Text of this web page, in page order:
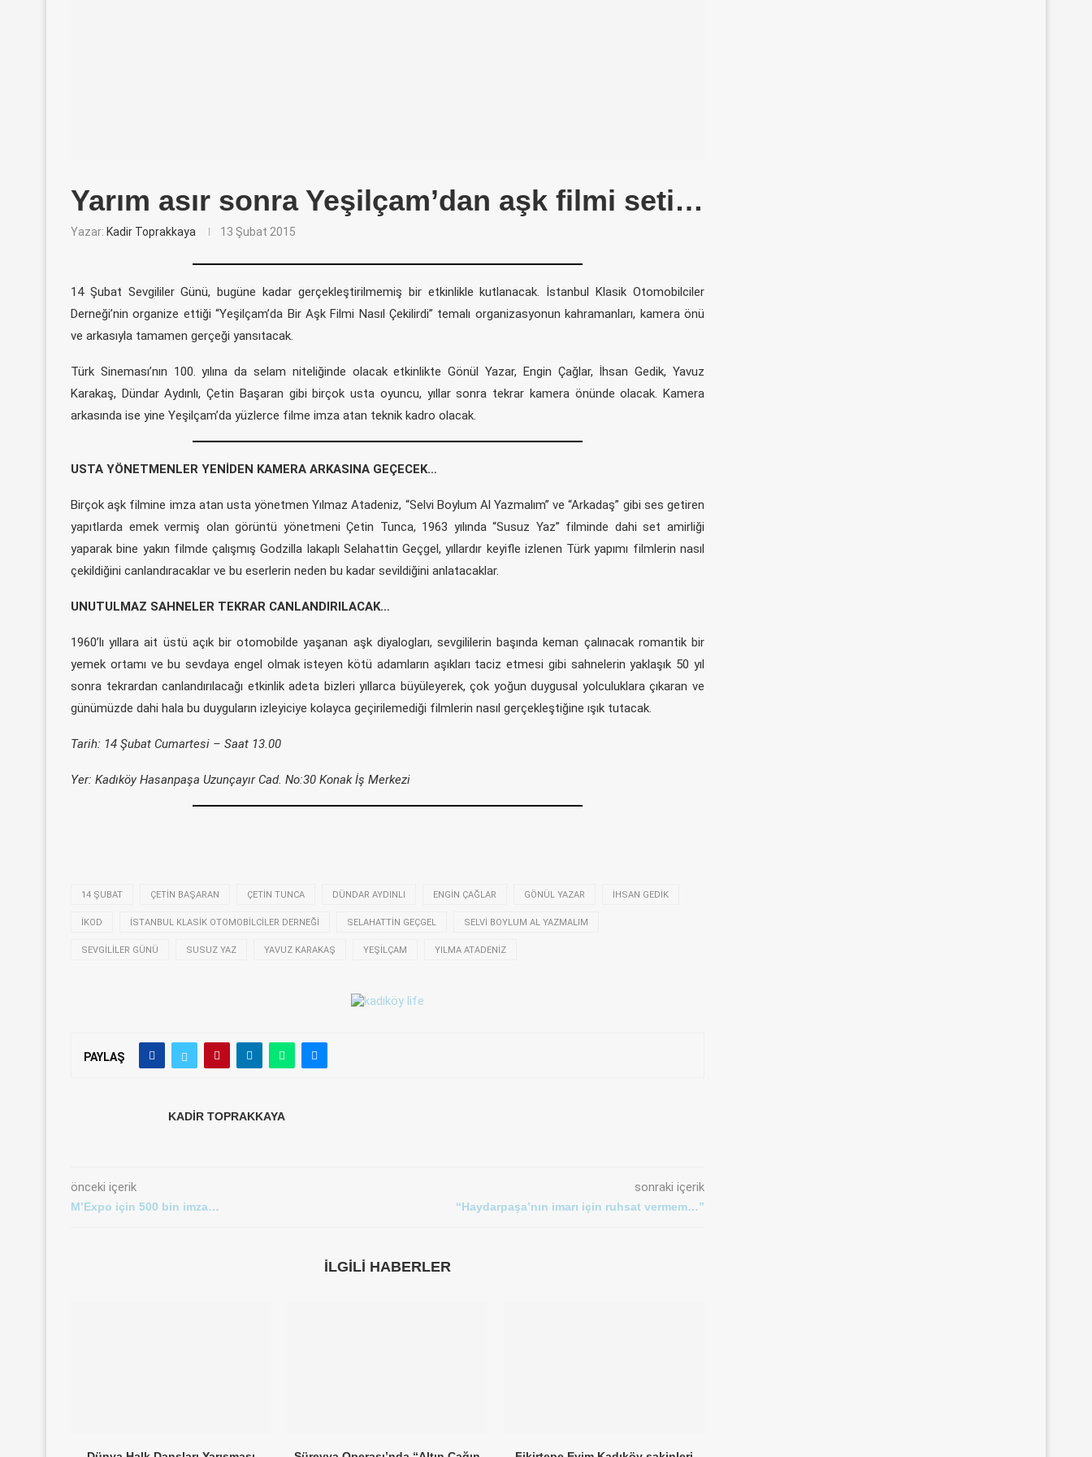
Yarım asır sonra Yeşilçam’dan aşk filmi seti…
Yazar: Kadir Toprakkaya 13 Şubat 2015
14 Şubat Sevgililer Günü, bugüne kadar gerçekleştirilmemiş bir etkinlikle kutlanacak. İstanbul Klasik Otomobilciler
Derneği’nin organize ettiği “Yeşilçam’da Bir Aşk Filmi Nasıl Çekilirdi” temalı organizasyonun kahramanları, kamera önü
ve arkasıyla tamamen gerçeği yansıtacak.
Türk Sineması’nın 100. yılına da selam niteliğinde olacak etkinlikte Gönül Yazar, Engin Çağlar, İhsan Gedik, Yavuz
Karakaş, Dündar Aydınlı, Çetin Başaran gibi birçok usta oyuncu, yıllar sonra tekrar kamera önünde olacak. Kamera
arkasında ise yine Yeşilçam’da yüzlerce filme imza atan teknik kadro olacak.
USTA YÖNETMENLER YENİDEN KAMERA ARKASINA GEÇECEK…
Birçok aşk filmine imza atan usta yönetmen Yılmaz Atadeniz, “Selvi Boylum Al Yazmalım” ve “Arkadaş” gibi ses getiren
yapıtlarda emek vermiş olan görüntü yönetmeni Çetin Tunca, 1963 yılında “Susuz Yaz” filminde dahi set amirliği
yaparak bine yakın filmde çalışmış Godzilla lakaplı Selahattin Geçgel, yıllardır keyifle izlenen Türk yapımı filmlerin nasıl
çekildiğini canlandıracaklar ve bu eserlerin neden bu kadar sevildiğini anlatacaklar.
UNUTULMAZ SAHNELER TEKRAR CANLANDIRILACAK…
1960’lı yıllara ait üstü açık bir otomobilde yaşanan aşk diyalogları, sevgililerin başında keman çalınacak romantik bir
yemek ortamı ve bu sevdaya engel olmak isteyen kötü adamların aşıkları taciz etmesi gibi sahnelerin yaklaşık 50 yıl
sonra tekrardan canlandırılacağı etkinlik adeta bizleri yıllarca büyüleyerek, çok yoğun duygusal yolculuklara çıkaran ve
günümüzde dahi hala bu duyguların izleyiciye kolayca geçirilemediği filmlerin nasıl gerçekleştiğine ışık tutacak.
Tarih: 14 Şubat Cumartesi – Saat 13.00
Yer: Kadıköy Hasanpaşa Uzunçayır Cad. No:30 Konak İş Merkezi
14 ŞUBAT ÇETIN BAŞARAN ÇETIN TUNCA DÜNDAR AYDINLI ENGIN ÇAĞLAR GÖNÜL YAZAR İHSAN GEDIK
IKOD İSTANBUL KLASIK OTOMOBILCILER DERNEĞI SELAHATTIN GEÇGEL SELVI BOYLUM AL YAZMALIM
SEVGILILER GÜNÜ SUSUZ YAZ YAVUZ KARAKAŞ YEŞILÇAM YILMA ATADENIZ
PAYLAŞ
KADIR TOPRAKKAYA
önceki içerik
M’Expo için 500 bin imza…
sonraki içerik
“Haydarpaşa’nın imarı için ruhsat vermem…”
İLGILI HABERLER